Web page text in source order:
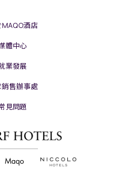
MAQO酒店
體中心
業發展
售辦事處
見問題